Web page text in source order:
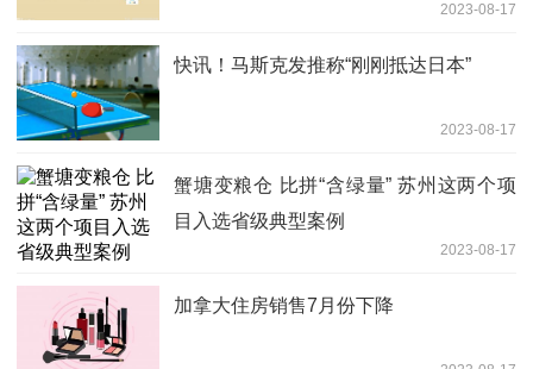
2023-08-17
快讯！马斯克发推称“刚刚抵达日本”
2023-08-17
蟹塘变粮仓 比拼“含绿量” 苏州这两个项
目入选省级典型案例
2023-08-17
加拿大住房销售7月份下降